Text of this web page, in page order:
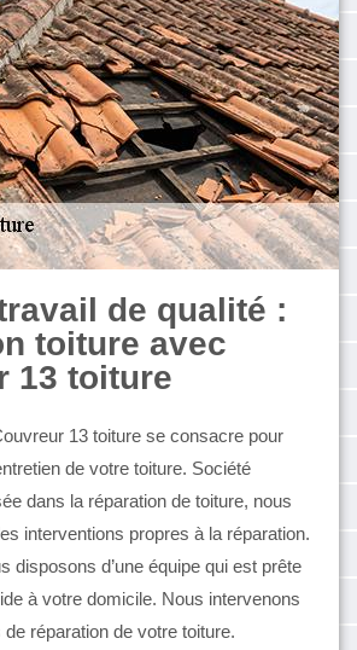
de qualité :
toiture avec
13 toiture
13 toiture se consacre pour
de votre toiture. Société
dans la réparation de toiture, nous
interventions propres à la réparation.
disposons d’une équipe qui est prête
à votre domicile. Nous intervenons
réparation de votre toiture.